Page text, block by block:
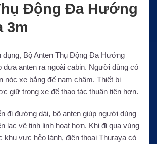
Động Đa Hướng
3m
dụng, Bộ Anten Thụ Động Đa Hướng
đưa anten ra ngoài cabin. Người dùng có
nóc xe bằng đế nam châm. Thiết bị
giữ trong xe để thao tác thuận tiện hơn.
đi đường dài, bộ anten giúp người dùng
lạc vệ tinh linh hoạt hơn. Khi đi qua vùng
khu vực hẻo lánh, điện thoại Thuraya có